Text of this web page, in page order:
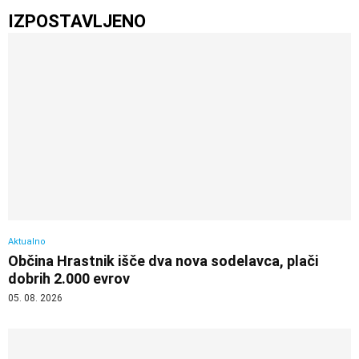
IZPOSTAVLJENO
Aktualno
Občina Hrastnik išče dva nova sodelavca, plači
dobrih 2.000 evrov
05. 08. 2026